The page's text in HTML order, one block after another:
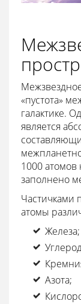
«пустота»
галактике.
является
1000 атомов
заполнено
Частичками
атомы
Железа;
Азота;